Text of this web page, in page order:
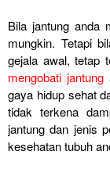
Bila jantung anda
mungkin. Tetapi
gejala awal, tetap
mengobati jantung
gaya hidup sehat
tidak terkena
jantung dan jenis
kesehatan tubuh